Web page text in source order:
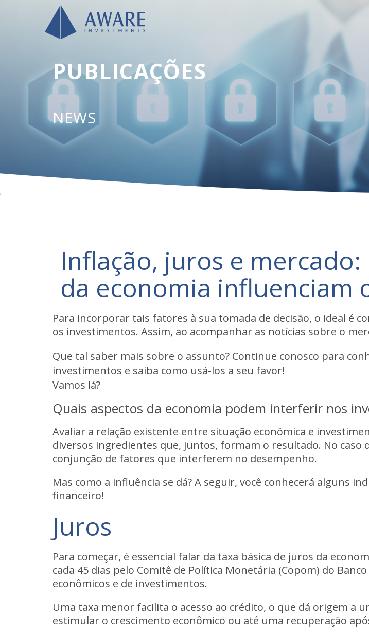
PUBLICAÇÕES
NEWS
Inflação, juros e
da economia influenciam
Para incorporar tais fatores à sua tomada de decisão, o ideal é
os investimentos. Assim, ao acompanhar as notícias sobre o
Que tal saber mais sobre o assunto? Continue conosco para
investimentos e saiba como usá-los a seu favor!
Vamos lá?
Quais aspectos da economia podem interferir nos
Avaliar a relação existente entre situação econômica e
diversos ingredientes que, juntos, formam o resultado. No caso
conjunção de fatores que interferem no desempenho.
Mas como a influência se dá? A seguir, você conhecerá alguns
financeiro!
Juros
Para começar, é essencial falar da taxa básica de juros da
cada 45 dias pelo Comitê de Política Monetária (Copom) do
econômicos e de investimentos.
Uma taxa menor facilita o acesso ao crédito, o que dá origem a
estimular o crescimento econômico ou até uma recuperação